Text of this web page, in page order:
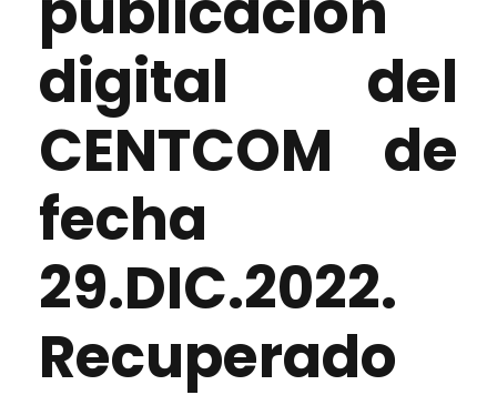
digital del
CENTCOM de
fecha
29.DIC.2022.
Recuperado